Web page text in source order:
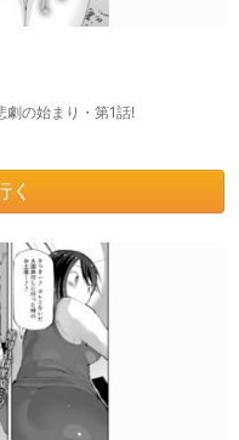
劇の始まり・第1話!
く